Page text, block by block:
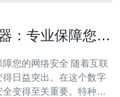
：专业保障您的
网络安全 随着互联
日益突出。在这个数字
变得至关重要。特种部